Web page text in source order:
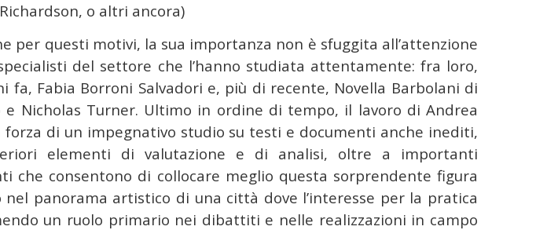
o altri ancora)
per questi motivi, la sua importanza non è sfuggita all’attenzione
del settore che l’hanno studiata attentamente: fra loro,
fa, Fabia Borroni Salvadori e, più di recente, Novella Barbolani di
e Nicholas Turner. Ultimo in ordine di tempo, il lavoro di Andrea
forza di un impegnativo studio su testi e documenti anche inediti,
elementi di valutazione e di analisi, oltre a importanti
che consentono di collocare meglio questa sorprendente figura
panorama artistico di una città dove l’interesse per la pratica
un ruolo primario nei dibattiti e nelle realizzazioni in campo